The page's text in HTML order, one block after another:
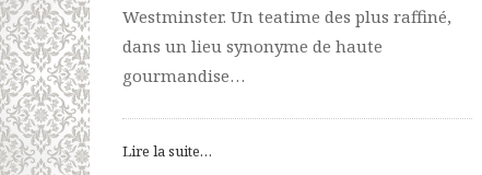
Westminster. Un teatime des plus raffiné,
dans un lieu synonyme de haute
gourmandise…
Lire la suite…